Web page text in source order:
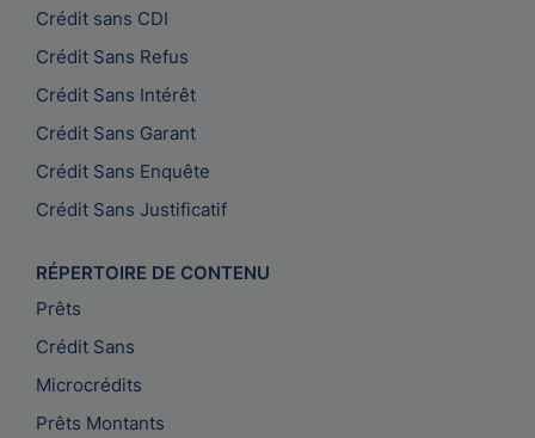
Crédit sans CDI
Crédit Sans Refus
Crédit Sans Intérêt
Crédit Sans Garant
Crédit Sans Enquête
Crédit Sans Justificatif
RÉPERTOIRE DE CONTENU
Prêts
Crédit Sans
Microcrédits
Prêts Montants